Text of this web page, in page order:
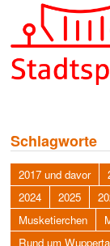
Schlagworte
2017 und davor
2024
2025
Musketierchen
Rund um